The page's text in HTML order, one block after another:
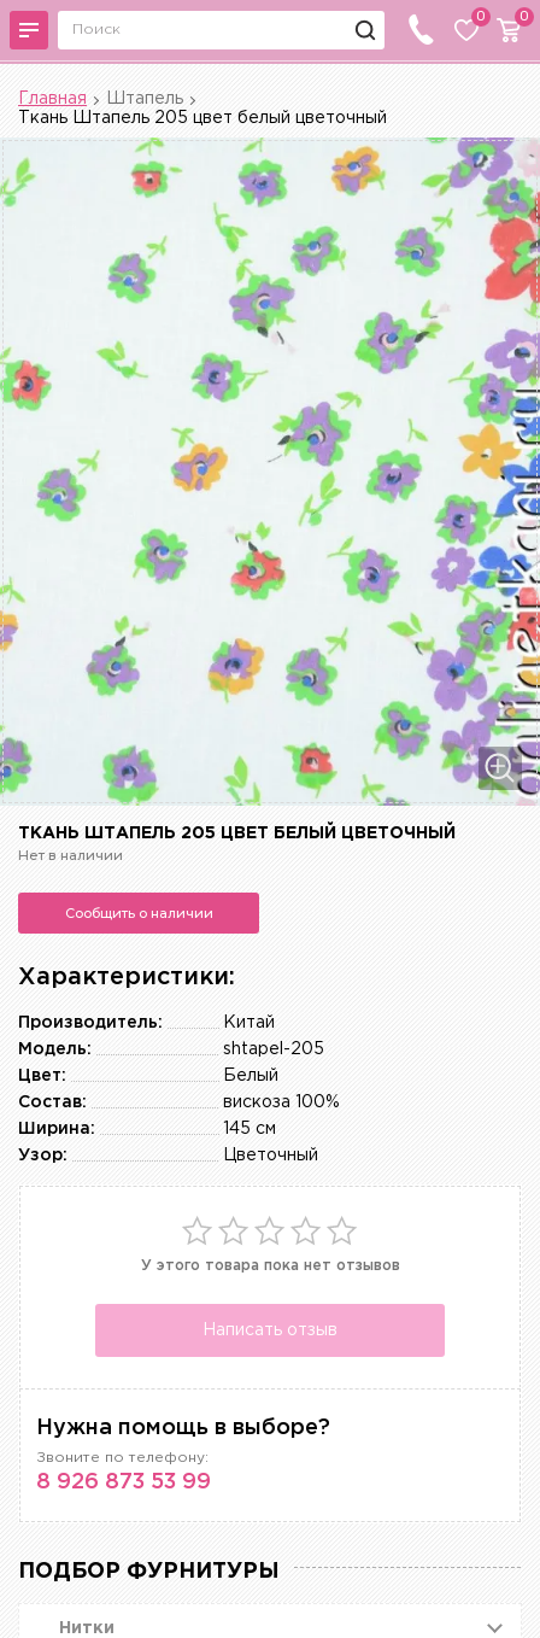
0 0
Главная
Штапель
Ткань Штапель 205 цвет белый цветочный
ТКАНЬ ШТАПЕЛЬ 205 ЦВЕТ БЕЛЫЙ ЦВЕТОЧНЫЙ
Нет в наличии
Сообщить о наличии
Характеристики:
Китай
Производитель:
shtapel-205
Модель:
Белый
Цвет:
вискоза 100%
Состав:
145 см
Ширина:
Цветочный
Узор:
У этого товара пока нет отзывов
Написать отзыв
Нужна помощь в выборе?
Звоните по телефону:
8 926 873 53 99
ПОДБОР ФУРНИТУРЫ
Нитки